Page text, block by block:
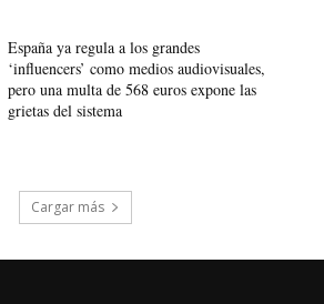
España ya regula a los grandes
‘influencers’ como medios audiovisuales,
pero una multa de 568 euros expone las
grietas del sistema
Cargar más